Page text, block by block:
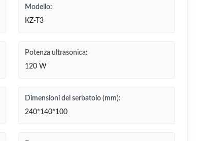
Modello:
KZ-T3
Potenza ultrasonica:
120 W
Dimensioni del serbatoio (mm):
240*140*100